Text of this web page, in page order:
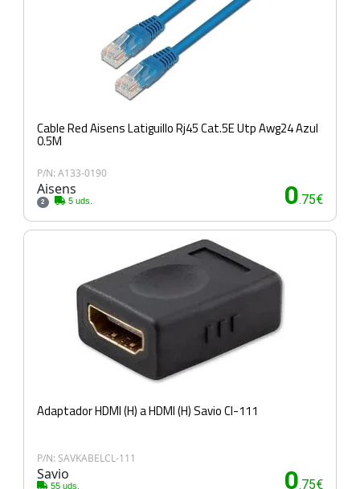
Cable Red Aisens Latiguillo Rj45 Cat.5E Utp Awg24 Azul
0.5M
P/N: A133-0190
Aisens
2 5 uds. 0.75€
Adaptador HDMI (H) a HDMI (H) Savio Cl-111
P/N: SAVKABELCL-111
Savio
55 uds. 0.75€